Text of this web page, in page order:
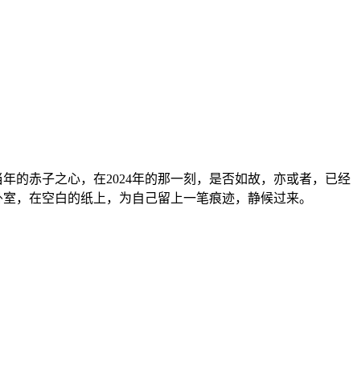
的赤子之心，在2024年的那一刻，是否如故，亦或者，已经
，在空白的纸上，为自己留上一笔痕迹，静候过来。